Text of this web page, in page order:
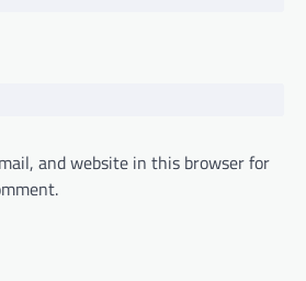
and website in this browser for